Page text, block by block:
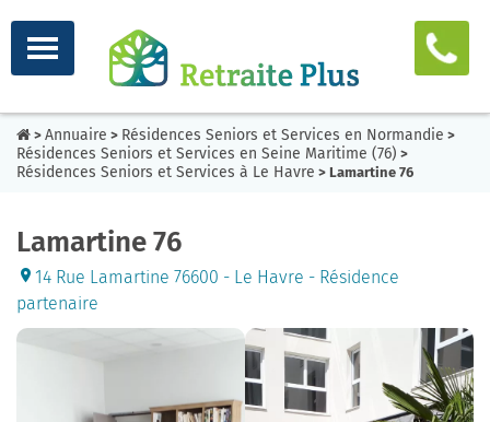
> Annuaire > Résidences Seniors et Services en Normandie >
Résidences Seniors et Services en Seine Maritime (76) >
Résidences Seniors et Services à Le Havre > Lamartine 76
Lamartine 76
14 Rue Lamartine 76600 - Le Havre - Résidence
partenaire